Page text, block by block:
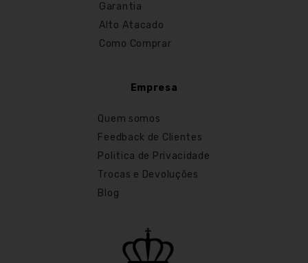
Garantia
Alto Atacado
Como Comprar
Empresa
Quem somos
Feedback de Clientes
Politica de Privacidade
Trocas e Devoluções
Blog